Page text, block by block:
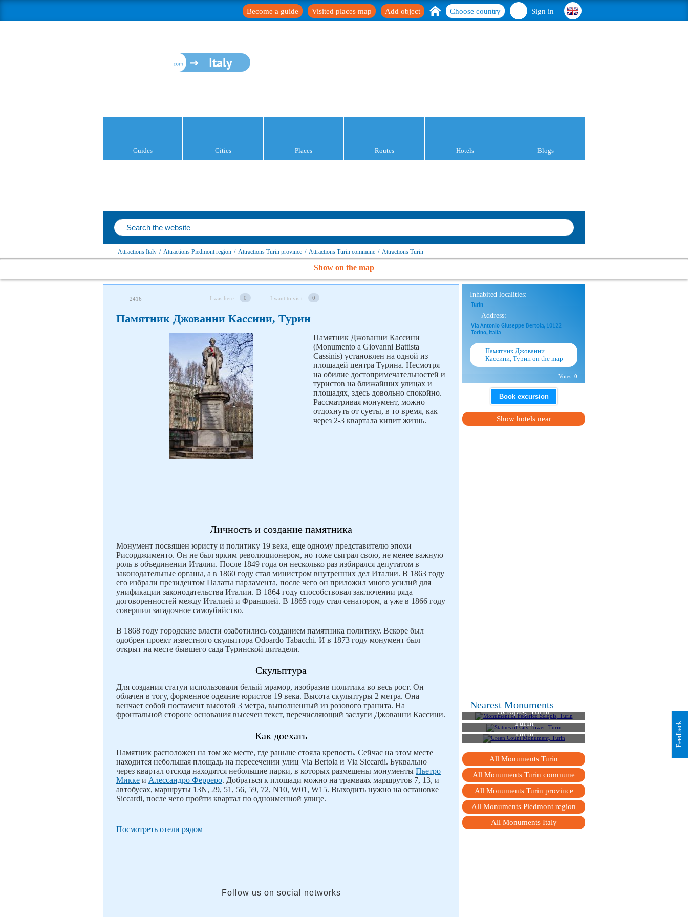
Sign in
Choose country
Add object
Visited places map
Become a guide
Italy
Guides Cities Places Routes Hotels Blogs
Attractions Italy / Attractions Piedmont region / Attractions Turin province / Attractions Turin сommune / Attractions Turin
Show on the map
2416 I was here 0 I want to visit 0
Памятник Джованни Кассини, Турин
Памятник Джованни Кассини
(Monumento a Giovanni Battista
Cassinis) установлен на одной из
площадей центра Турина. Несмотря
на обилие достопримечательностей и
туристов на ближайших улицах и
площадях, здесь довольно спокойно.
Рассматривая монумент, можно
отдохнуть от суеты, в то время, как
через 2-3 квартала кипит жизнь.
Личность и создание памятника
Монумент посвящен юристу и политику 19 века, еще одному представителю эпохи
Рисорджименто. Он не был ярким революционером, но тоже сыграл свою, не менее важную
роль в объединении Италии. После 1849 года он несколько раз избирался депутатом в
законодательные органы, а в 1860 году стал министром внутренних дел Италии. В 1863 году
его избрали президентом Палаты парламента, после чего он приложил много усилий для
унификации законодательства Италии. В 1864 году способствовал заключении ряда
договоренностей между Италией и Францией. В 1865 году стал сенатором, а уже в 1866 году
совершил загадочное самоубийство.
В 1868 году городские власти озаботились созданием памятника политику. Вскоре был
одобрен проект известного скульптора Odoardo Tabacchi. И в 1873 году монумент был
открыт на месте бывшего сада Туринской цитадели.
Скульптура
Для создания статуи использовали белый мрамор, изобразив политика во весь рост. Он
облачен в тогу, форменное одеяние юристов 19 века. Высота скульптуры 2 метра. Она
венчает собой постамент высотой 3 метра, выполненный из розового гранита. На
фронтальной стороне основания высечен текст, перечисляющий заслуги Джованни Кассини.
Как доехать
Памятник расположен на том же месте, где раньше стояла крепость. Сейчас на этом месте
находится небольшая площадь на пересечении улиц Via Bertola и Via Siccardi. Буквально
через квартал отсюда находятся небольшие парки, в которых размещены монументы Пьетро
Микке и Алессандро Ферреро. Добраться к площади можно на трамваях маршрутов 7, 13, и
автобусах, маршруты 13N, 29, 51, 56, 59, 72, N10, W01, W15. Выходить нужно на остановке
Siccardi, после чего пройти квартал по одноименной улице.
Посмотреть отели рядом
Follow us on social networks
Inhabited localities:
Turin
Address:
Via Antonio Giuseppe Bertola, 10122
Torino, Italia
Памятник Джованни
Кассини, Турин on the map
Votes: 0
Book excursion
Show hotels near
Nearest Monuments
Monument of Federico
Sclopis, Turin
Statues of City Tower,
Turin
Green Count Monument,
Turin
All Monuments Turin
All Monuments Turin сommune
All Monuments Turin province
All Monuments Piedmont region
All Monuments Italy
Feedback